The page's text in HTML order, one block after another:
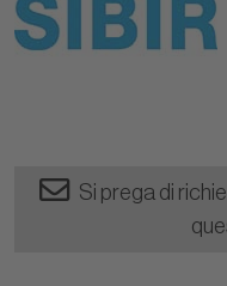
Si prega di